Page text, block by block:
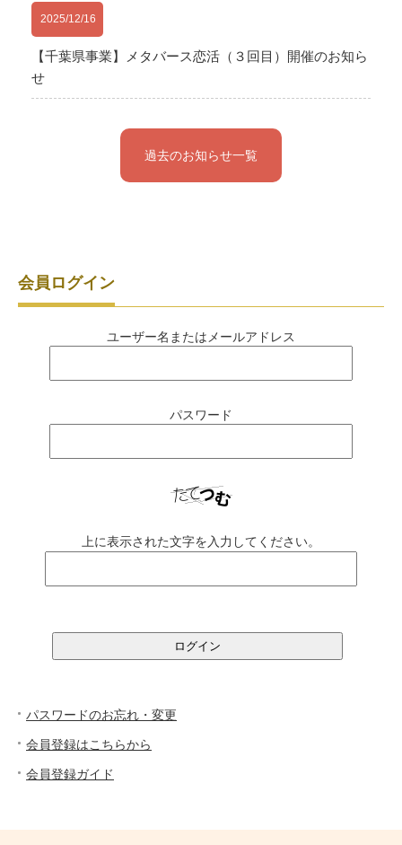
2025/12/16
【千葉県事業】メタバース恋活（３回目）開催のお知ら
せ
過去のお知らせ一覧
会員ログイン
ユーザー名またはメールアドレス
パスワード
上に表示された文字を入力してください。
パスワードのお忘れ・変更
会員登録はこちらから
会員登録ガイド